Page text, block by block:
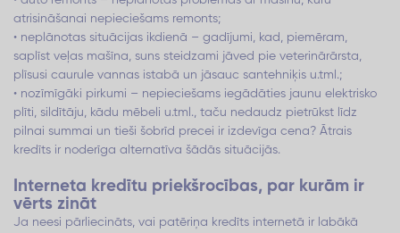
atrisināšanai nepieciešams remonts;
• neplānotas situācijas ikdienā – gadījumi, kad, piemēram,
saplīst veļas mašīna, suns steidzami jāved pie veterinārārsta,
plīsusi caurule vannas istabā un jāsauc santehniķis u.tml.;
• nozīmīgāki pirkumi – nepieciešams iegādāties jaunu elektrisko
plīti, sildītāju, kādu mēbeli u.tml., taču nedaudz pietrūkst līdz
pilnai summai un tieši šobrīd precei ir izdevīga cena? Ātrais
kredīts ir noderīga alternatīva šādās situācijās.
Interneta kredītu priekšrocības, par kurām ir
vērts zināt
Ja neesi pārliecināts, vai patēriņa kredīts internetā ir labākā